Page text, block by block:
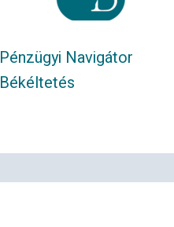
Pénzügyi Navigátor
Békéltetés